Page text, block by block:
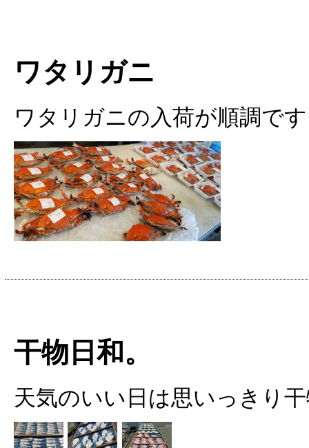
ワタリガニ
ワタリガニの入荷が順調です
干物日和。
天気のいい日は思いっきり